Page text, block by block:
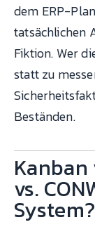
dem ERP-
tatsächlichen
Fiktion. Wer
statt zu
Beständen.
vs.
System?